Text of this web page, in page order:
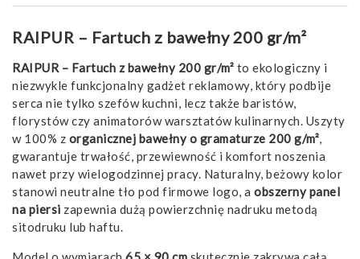
RAIPUR – Fartuch z bawełny 200 gr/m²
RAIPUR – Fartuch z bawełny 200 gr/m² to ekologiczny i
niezwykle funkcjonalny gadżet reklamowy, który podbije
serca nie tylko szefów kuchni, lecz także baristów,
florystów czy animatorów warsztatów kulinarnych. Uszyty
w 100% z organicznej bawełny o gramaturze 200 g/m²,
gwarantuje trwałość, przewiewność i komfort noszenia
nawet przy wielogodzinnej pracy. Naturalny, beżowy kolor
stanowi neutralne tło pod firmowe logo, a obszerny panel
na piersi zapewnia dużą powierzchnię nadruku metodą
sitodruku lub haftu.